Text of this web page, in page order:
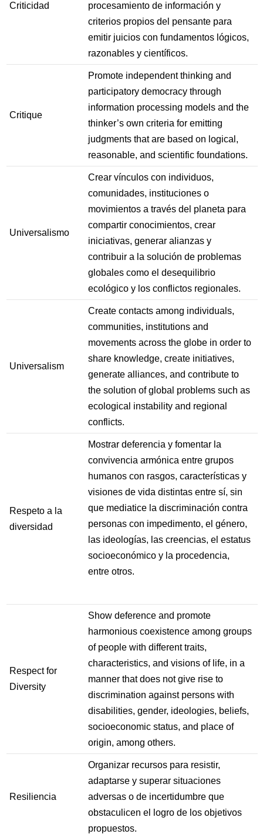
Criticidad
procesamiento de información y
criterios propios del pensante para
emitir juicios con fundamentos lógicos,
razonables y científicos.
Critique
Promote independent thinking and
participatory democracy through
information processing models and the
thinker’s own criteria for emitting
judgments that are based on logical,
reasonable, and scientific foundations.
Universalismo
Crear vínculos con individuos,
comunidades, instituciones o
movimientos a través del planeta para
compartir conocimientos, crear
iniciativas, generar alianzas y
contribuir a la solución de problemas
globales como el desequilibrio
ecológico y los conflictos regionales.
Universalism
Create contacts among individuals,
communities, institutions and
movements across the globe in order to
share knowledge, create initiatives,
generate alliances, and contribute to
the solution of global problems such as
ecological instability and regional
conflicts.
Respeto a la
diversidad
Mostrar deferencia y fomentar la
convivencia armónica entre grupos
humanos con rasgos, características y
visiones de vida distintas entre sí, sin
que mediatice la discriminación contra
personas con impedimento, el género,
las ideologías, las creencias, el estatus
socioeconómico y la procedencia,
entre otros.
Respect for
Diversity
Show deference and promote
harmonious coexistence among groups
of people with different traits,
characteristics, and visions of life, in a
manner that does not give rise to
discrimination against persons with
disabilities, gender, ideologies, beliefs,
socioeconomic status, and place of
origin, among others.
Resiliencia
Organizar recursos para resistir,
adaptarse y superar situaciones
adversas o de incertidumbre que
obstaculicen el logro de los objetivos
propuestos.